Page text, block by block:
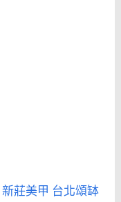
新莊美甲 台北頌缽